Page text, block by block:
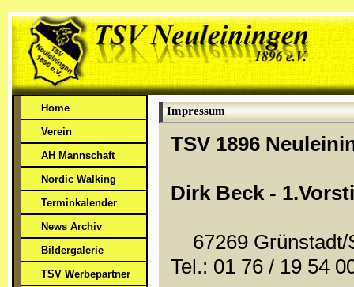
Home
Verein
AH Mannschaft
Nordic Walking
Terminkalender
News Archiv
Bildergalerie
TSV Werbepartner
Impressum
TSV 1896
Dirk Beck -
67269 Grünstadt/
Tel.: 01 76 / 19 54